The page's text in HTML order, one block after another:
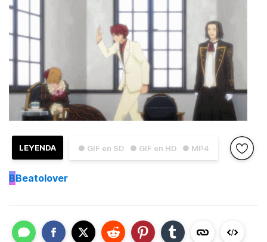
● GIF en SD ● GIF en HD ● MP4
LEYENDA
BBeatolover